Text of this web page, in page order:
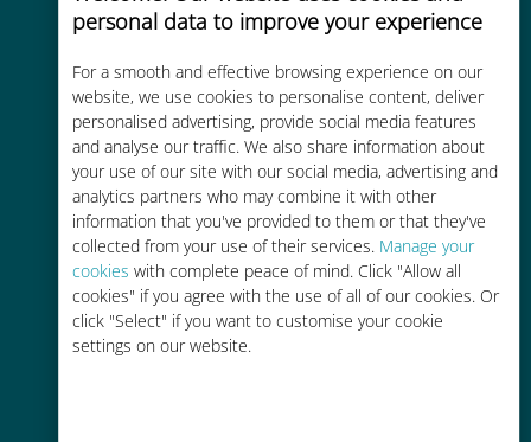
personal data to improve your experience
For a smooth and effective browsing experience on our
website, we use cookies to personalise content, deliver
personalised advertising, provide social media features
and analyse our traffic. We also share information about
your use of our site with our social media, advertising and
analytics partners who may combine it with other
information that you've provided to them or that they've
collected from your use of their services. Manage your
cookies with complete peace of mind. Click "Allow all
cookies" if you agree with the use of all of our cookies. Or
click "Select" if you want to customise your cookie
settings on our website.
품질 셀룰러 연결 제공
비용 효율적
기존 통신사 로밍 요금보다 최대
90% 저렴합니다.